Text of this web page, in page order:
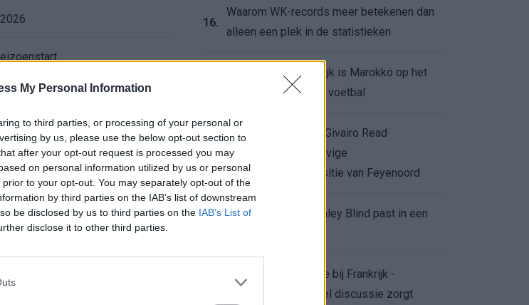
My Personal Information
to third parties, or processing of your personal or
by us, please use the below opt-out section to
after your opt-out request is processed you may
on personal information utilized by us or personal
to your opt-out. You may separately opt-out of the
by third parties on the IAB’s list of downstream
be disclosed by us to third parties on the IAB’s List of
disclose it to other third parties.
voor Eredivisie-top
16.
Waarom WK-records meer betekenen dan
alleen een plek in de statistieken
Voor de Schilderswijk is Marokko op het
WK meer dan alleen voetbal
18.
Afgewezen bod op Givairo Read
onderstreept de stevige
onderhandelingspositie van Feyenoord
De terugkeer van Daley Blind past in een
Waarom de arbitrage bij Frankrijk -
Marokko voor zoveel discussie zorgt